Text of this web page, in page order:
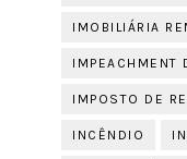
IMOBILIÁRIA
IMPEACHMENT
IMPOSTO DE
INCÊNDIO